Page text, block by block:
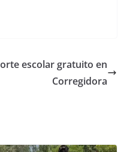
escolar gratuito en
Corregidora